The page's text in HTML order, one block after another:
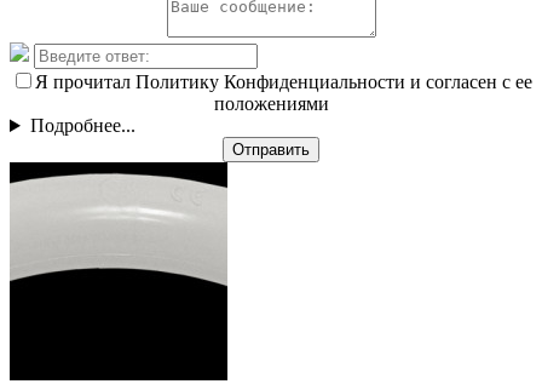
Я прочитал Политику Конфиденциальности и согласен с ее
положениями
Подробнее...
Отправить